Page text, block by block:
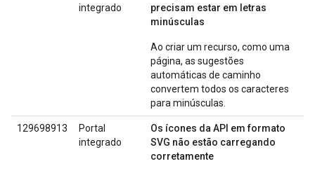
integrado
precisam estar em letras
minúsculas
Ao criar um recurso, como uma
página, as sugestões
automáticas de caminho
convertem todos os caracteres
para minúsculas.
129698913
Portal
integrado
Os ícones da API em formato
SVG não estão carregando
corretamente